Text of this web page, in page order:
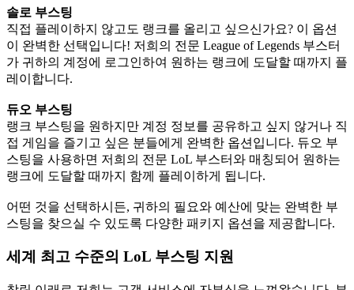
솔로 부스팅
직접 플레이하지 않고도 랭크를 올리고 싶으신가요? 이 옵션
이 완벽한 선택입니다! 저희의 전문 League of Legends 부스터
가 귀하의 계정에 로그인하여 원하는 랭크에 도달할 때까지 플
레이합니다.
듀오 부스팅
랭크 부스팅을 원하지만 계정 정보를 공유하고 싶지 않거나 직
접 게임을 즐기고 싶은 분들에게 완벽한 옵션입니다. 듀오 부
스팅을 사용하면 저희의 전문 LoL 부스터와 매칭되어 원하는
랭크에 도달할 때까지 함께 플레이하게 됩니다.
어떤 것을 선택하시든, 귀하의 필요와 예산에 맞는 완벽한 부
스팅을 찾으실 수 있도록 다양한 패키지 옵션을 제공합니다.
세계 최고 수준의 LoL 부스팅 지원